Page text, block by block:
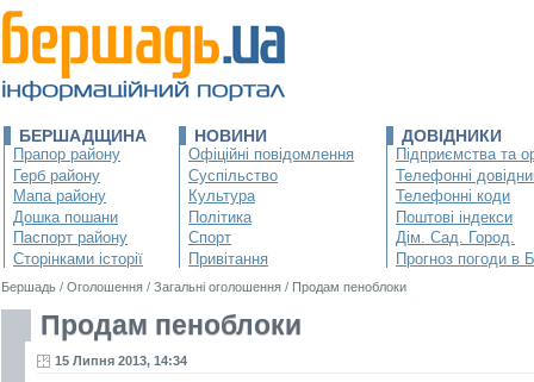
БЕРШАДЩИНА
Прапор району
Герб району
Мапа району
Дошка пошани
Паспорт району
Сторінками історії
НОВИНИ
Офіційні повідомлення
Суспільство
Культура
Політика
Спорт
Привітання
ДОВІДНИКИ
Підприємства та
Телефонні
Телефонні коди
Поштові індекси
Дім. Сад. Город.
Прогноз погоди в
Бершадь / Оголошення / Загальні оголошення / Продам пеноблоки
Продам пеноблоки
15 Липня 2013, 14:34